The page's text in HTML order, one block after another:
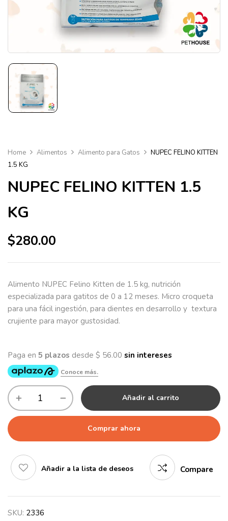
Home Alimentos Alimento para Gatos
NUPEC FELINO KITTEN
1.5 KG
NUPEC FELINO KITTEN 1.5
KG
$280.00
Alimento NUPEC Felino Kitten de 1.5 kg, nutrición
especializada para gatitos de 0 a 12 meses. Micro croqueta
para una fácil ingestión, para dientes en desarrollo y textura
crujiente para mayor gustosidad.
Añadir al carrito
Comprar ahora
Añadir a la lista de deseos Compare
SKU: 2336